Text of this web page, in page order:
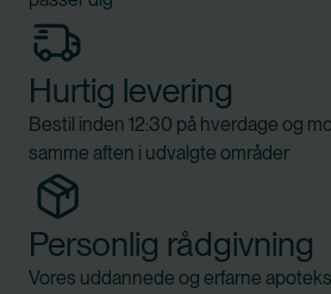
Hurtig levering
Bestil inden 12:30 på hverdage og
samme aften i udvalgte områder
Personlig rådgivning
Vores uddannede og erfarne